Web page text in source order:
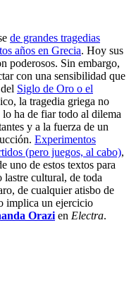
de grandes tragedias
años en Grecia. Hoy sus
poderosos. Sin embargo,
con una sensibilidad que
Siglo de Oro o el
la tragedia griega no
ha de fiar todo al dilema
y a la fuerza de un
Experimentos
(pero juegos, al cabo),
uno de estos textos para
cultural, de toda
de cualquier atisbo de
implica un ejercicio
Orazi en Electra.